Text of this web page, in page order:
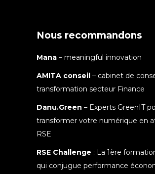
Nous recommandons
Mana – meaningful innovation
AMITA conseil – cabinet de
transformation secteur Finance
Danu.Green – Experts GreenIT
transformer votre numérique en
RSE
RSE Challenge : La 1ère
qui conjugue performance